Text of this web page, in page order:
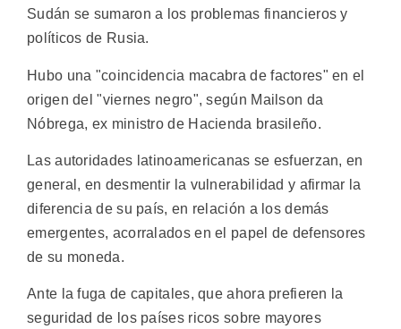
Sudán se sumaron a los problemas financieros y
políticos de Rusia.
Hubo una "coincidencia macabra de factores" en el
origen del "viernes negro", según Mailson da
Nóbrega, ex ministro de Hacienda brasileño.
Las autoridades latinoamericanas se esfuerzan, en
general, en desmentir la vulnerabilidad y afirmar la
diferencia de su país, en relación a los demás
emergentes, acorralados en el papel de defensores
de su moneda.
Ante la fuga de capitales, que ahora prefieren la
seguridad de los países ricos sobre mayores